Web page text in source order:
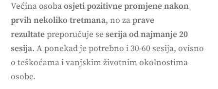
Većina osobaosjeti pozitivne promjene nakon
prvih nekoliko tretmana, no zaprave
rezultatepreporučuje seserija od najmanje 20
sesija. A ponekad je potrebno i 30-60 sesija, ovisno
o teškoćama i vanjskim životnim okolnostima
osobe.